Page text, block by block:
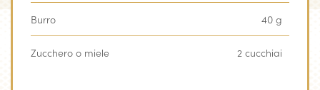
Burro 40 g
Zucchero o miele 2 cucchiai